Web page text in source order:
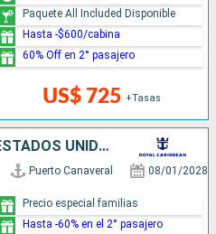
US$ 725 +Tasas
Paquete All Included Disponible
Hasta -$600/cabina
60% Off en 2° pasajero
BAHAMAS, SAN MARTÍN, ESTADOS UNIDOS
Puerto Canaveral 08/01/2028
Precio especial familias
Hasta -60% en el 2° pasajero